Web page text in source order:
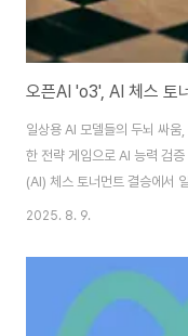
오픈AI 'o3', AI 체스 토
일상용 AI 모델들의 두뇌 싸
한 전략 게임으로 AI 능력 검
(AI) 체스 토너먼트 결승에서
했다. 과거에는 체스 전용 컴
력을 평가했다는 점에서 의미
델'을 주장하는 양사 간의 치
로 보인다. 구글 소유 플랫폼
2025. 8. 9.